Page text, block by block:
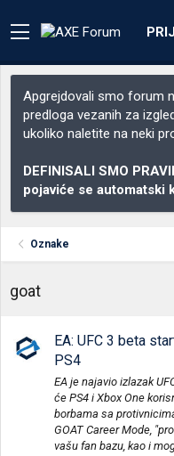
Apgrejdovali smo forum
predloga vezanih za
ukoliko naletite na neki
DEFINISALI SMO
pojaviće se automatski
Oznake
goat
EA: UFC 3 beta
PS4
EA je najavio izlazak
će PS4 i Xbox One
borbama sa
GOAT Career Mode,
vašu fan bazu, kao i